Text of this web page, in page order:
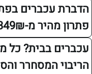
בפתח
מ-349₪
בבית? כל מה
המסחרר והסכנות